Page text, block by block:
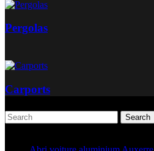
Pergolas
Carports
Search